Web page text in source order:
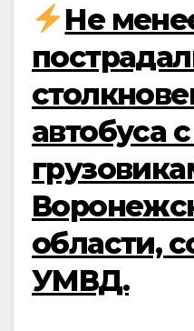
Не
автобуса
области,
УМВД.